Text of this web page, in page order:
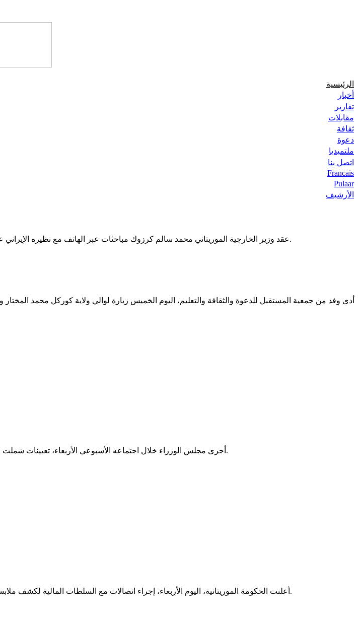
الرئيسية
أخبار
تقارير
مقابلات
ثقافة
دعوة
ملتميديا
اتصل بنا
Francais
Pulaar
الأرشيف
عقد وزير الخارجية الموريتاني محمد سالم كرزوك مباحثات عبر الهاتف مع نظيره الإيراني عباس عراقجي، ناقشت مستجدات الأوضاع الإقليمية وآفاق تطوير العلاقات بين نواكشوط وطهران.
أجرى مجلس الوزراء خلال اجتماعه الأسبوعي الأربعاء، تعيينات شملت عددا من المسؤولين والمكلفين بمهام ومستشارين في عدة قطاعات حكومية ومؤسسات عمومية.
أعلنت الحكومة الموريتانية، اليوم الأربعاء، إجراء اتصالات مع السلطات المالية لكشف ملابسات اعتقال عدد من مواطنيها قرب العاصمة باماكو، والعمل على الإفراج عنهم وإعادتهم إلى البلاد.